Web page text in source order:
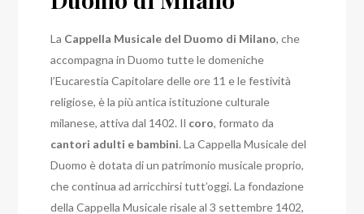
La Cappella Musicale del Duomo di Milano, che
accompagna in Duomo tutte le domeniche
l’Eucarestia Capitolare delle ore 11 e le festività
religiose, è la più antica istituzione culturale
milanese, attiva dal 1402. Il coro, formato da
cantori adulti e bambini. La Cappella Musicale del
Duomo è dotata di un patrimonio musicale proprio,
che continua ad arricchirsi tutt’oggi.La fondazione
della Cappella Musicale risale al 3 settembre 1402,